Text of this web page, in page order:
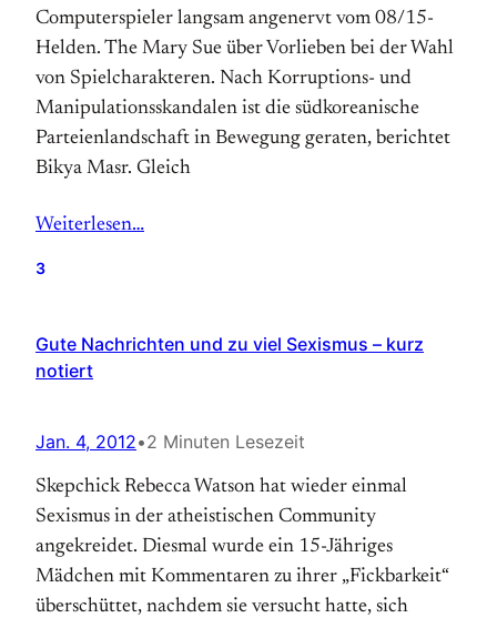
Computerspieler langsam angenervt vom 08/15-
Helden. The Mary Sue über Vorlieben bei der Wahl
von Spielcharakteren. Nach Korruptions- und
Manipulationsskandalen ist die südkoreanische
Parteienlandschaft in Bewegung geraten, berichtet
Bikya Masr. Gleich
Weiterlesen…
3
Gute Nachrichten und zu viel Sexismus – kurz
notiert
Jan. 4, 2012•2 Minuten Lesezeit
Skepchick Rebecca Watson hat wieder einmal
Sexismus in der atheistischen Community
angekreidet. Diesmal wurde ein 15-Jähriges
Mädchen mit Kommentaren zu ihrer „Fickbarkeit“
überschüttet, nachdem sie versucht hatte, sich